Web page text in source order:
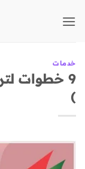
للمحتوى
خدمات
)